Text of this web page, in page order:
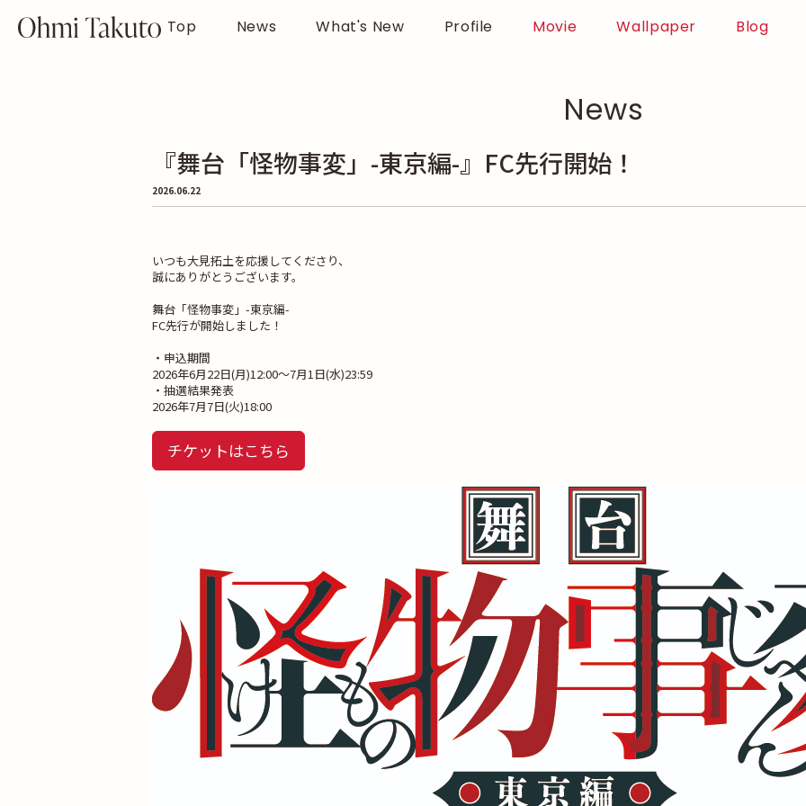
Top News What's New Profile Movie Wallpaper Blog
News
『舞台「怪物事変」-東京編-』FC先行開始！
2026.06.22
いつも大見拓土を応援してくださり、
誠にありがとうございます。
舞台「怪物事変」-東京編-
FC先行が開始しました！
・申込期間
2026年6月22日(月)12:00～7月1日(水)23:59
・抽選結果発表
2026年7月7日(火)18:00
チケットはこちら